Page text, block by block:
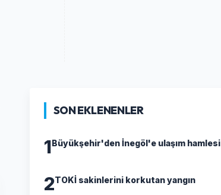
SON EKLENENLER
1Büyükşehir'den İnegöl'e ulaşım hamlesi
2TOKİ sakinlerini korkutan yangın